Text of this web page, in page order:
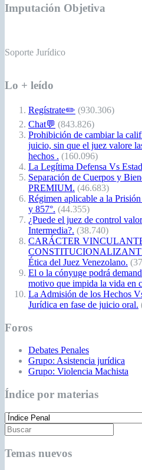
Imputación Objetiva
Soporte Jurídico
Lo + leído
Regístrate✏️ (930.306)
Chat💬 (843.826)
Prohibición de cambiar la
juicio, sin que el juez valore
hechos . (160.096)
La Legítima Defensa Vs
Separación de Cuerpos y
PREMIUM. (46.683)
Régimen aplicable a la
y 857°. (44.355)
¿Puede el juez de control
Intermedia?. (38.740)
CARÁCTER
Ética del Juez Venezolano.
El o la cónyuge podrá
motivo que impida la vida en
La Admisión de los Hechos
Jurídica en fase de juicio oral.
Foros
Debates Penales
Grupo: Asistencia jurídica
Grupo: Violencia Machista
Índice por materias
Temas nuevos